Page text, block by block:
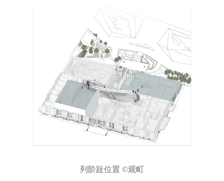
列阶趾位置 ©观町